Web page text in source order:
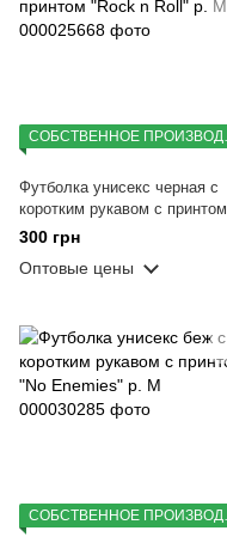
Футболка унисекс черная с
коротким рукавом с принтом
"Rock n Roll" р. M
300 грн
Оптовые цены